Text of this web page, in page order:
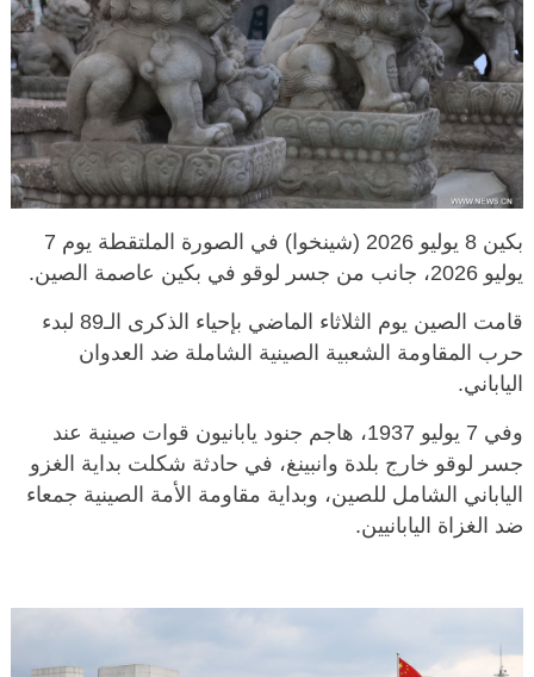
بكين 8 يوليو 2026 (شينخوا) في الصورة الملتقطة يوم 7
يوليو 2026، جانب من جسر لوقو في بكين عاصمة الصين.
قامت الصين يوم الثلاثاء الماضي بإحياء الذكرى الـ89 لبدء
حرب المقاومة الشعبية الصينية الشاملة ضد العدوان
الياباني.
وفي 7 يوليو 1937، هاجم جنود يابانيون قوات صينية عند
جسر لوقو خارج بلدة وانبينغ، في حادثة شكلت بداية الغزو
الياباني الشامل للصين، وبداية مقاومة الأمة الصينية جمعاء
ضد الغزاة اليابانيين.